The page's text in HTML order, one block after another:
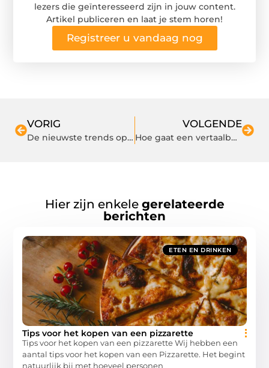
lezers die geïnteresseerd zijn in jouw content.
Artikel publiceren en laat je stem horen!
Registreer u vandaag nog
VORIG
De nieuwste trends op het gebied van interieur, wonen en lifestyle bij Home Meubels!
VOLGENDE
Hoe gaat een vertaalbureau in Groningen te werk?
Hier zijn enkele gerelateerde
berichten
ETEN EN DRINKEN
Tips voor het kopen van een pizzarette
Tips voor het kopen van een pizzarette Wij hebben een
aantal tips voor het kopen van een Pizzarette. Het begint
natuurlijk bij met hoeveel personen